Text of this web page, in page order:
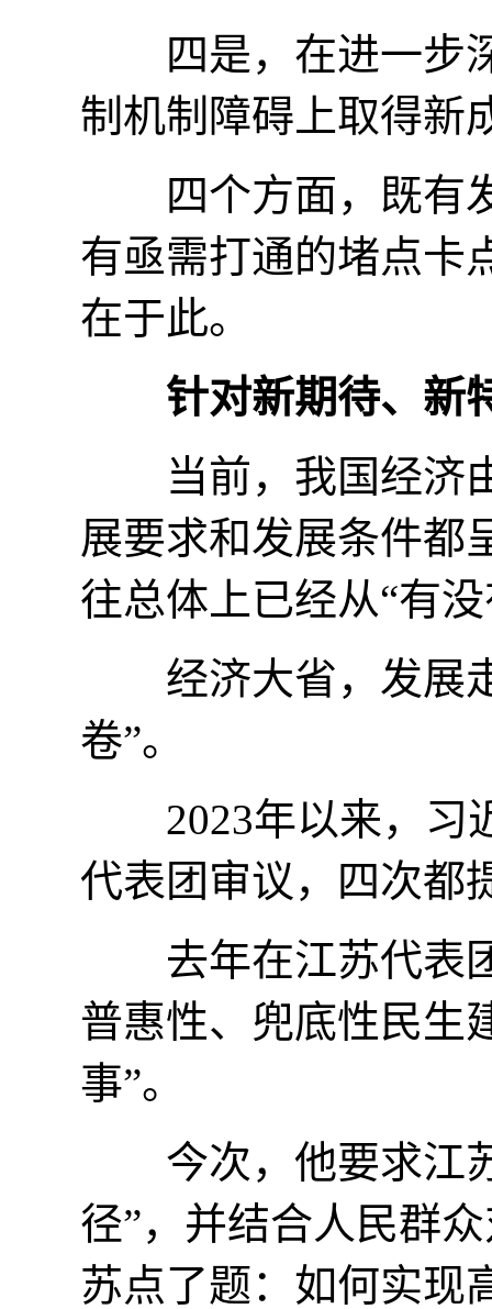
四是，在进一步深
制机制障碍上取得新
四个方面，既有发
有亟需打通的堵点卡
在于此。
针对新期待、新
当前，我国经济由
展要求和发展条件都
往总体上已经从“有
经济大省，发展走
卷”。
2023年以来，习近
代表团审议，四次都
去年在江苏代表团
普惠性、兜底性民生
事”。
今次，他要求江苏
径”，并结合人民群
苏点了题：如何实现